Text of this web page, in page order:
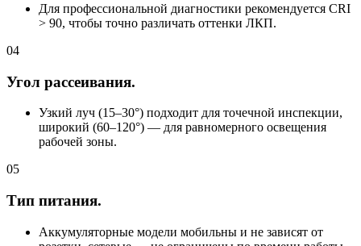
Для профессиональной диагностики рекомендуется CRI
> 90, чтобы точно различать оттенки ЛКП.
04
Угол рассеивания.
Узкий луч (15–30°) подходит для точечной инспекции,
широкий (60–120°) — для равномерного освещения
рабочей зоны.
05
Тип питания.
Аккумуляторные модели мобильны и не зависят от